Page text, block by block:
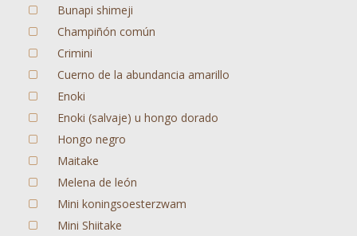
Bunapi shimeji
Champiñón común
Crimini
Cuerno de la abundancia amarillo
Enoki
Enoki (salvaje) u hongo dorado
Hongo negro
Maitake
Melena de león
Mini koningsoesterzwam
Mini Shiitake